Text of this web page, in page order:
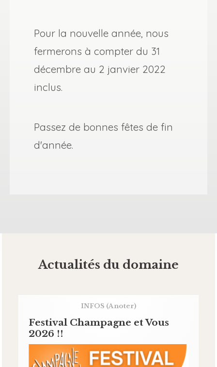
Pour la nouvelle année, nous
fermerons à compter du 31
décembre au 2 janvier 2022
inclus.
Passez de bonnes fêtes de fin
d'année.
Actualités du domaine
INFOS (A noter)
Festival Champagne et Vous
2026 !!